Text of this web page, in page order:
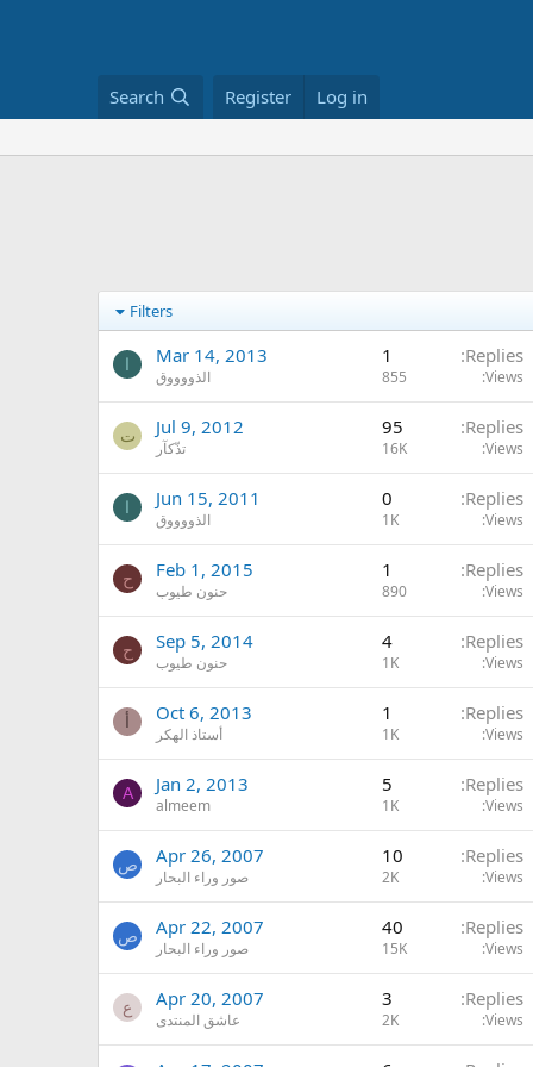
Log in
Register
Search
Filters
Replies
1
Views
855
Mar 14, 2013
الذووووق
Replies
95
Views
16K
Jul 9, 2012
تذّكآر
ت
Replies
0
Views
1K
Jun 15, 2011
الذووووق
Replies
1
Views
890
Feb 1, 2015
حنون طيوب
ح
Replies
4
Views
1K
Sep 5, 2014
حنون طيوب
ح
Replies
1
Views
1K
Oct 6, 2013
أستاذ الهكر
أ
Replies
5
Views
1K
Jan 2, 2013
almeem
A
Replies
10
Views
2K
Apr 26, 2007
صور وراء البحار
ص
Replies
40
Views
15K
Apr 22, 2007
صور وراء البحار
ص
Replies
3
Views
2K
Apr 20, 2007
عاشق المنتدى
ع